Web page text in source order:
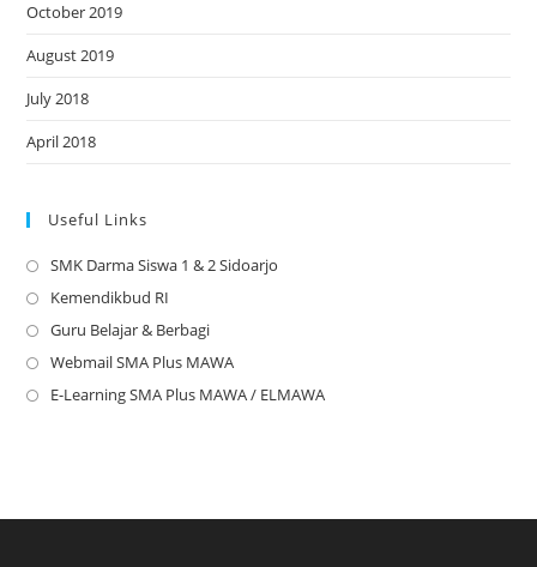
October 2019
August 2019
July 2018
April 2018
Useful Links
SMK Darma Siswa 1 & 2 Sidoarjo
tab
Kemendikbud RI
in
a
new
Guru Belajar & BerbagiOpens
in
a
Webmail SMA Plus MAWAOpens
in
E-Learning SMA Plus MAWA / ELMAWAOpens
tab